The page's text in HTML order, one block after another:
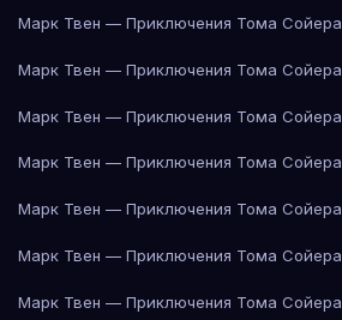
Марк Твен — Приключения Тома Сойера
Марк Твен — Приключения Тома Сойера
Марк Твен — Приключения Тома Сойера
Марк Твен — Приключения Тома Сойера
Марк Твен — Приключения Тома Сойера
Марк Твен — Приключения Тома Сойера
Марк Твен — Приключения Тома Сойера